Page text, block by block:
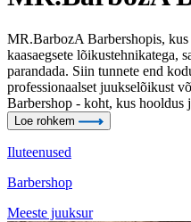
MR.BarbozA Barbershopis,
kaasaegsete lõikustehnikatega,
parandada. Siin tunnete end
professionaalset juukselõikust
Barbershop - koht, kus hooldus
Loe rohkem
Iluteenused
Barbershop
Meeste juuksur